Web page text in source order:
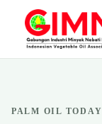
PALM OIL TODAY